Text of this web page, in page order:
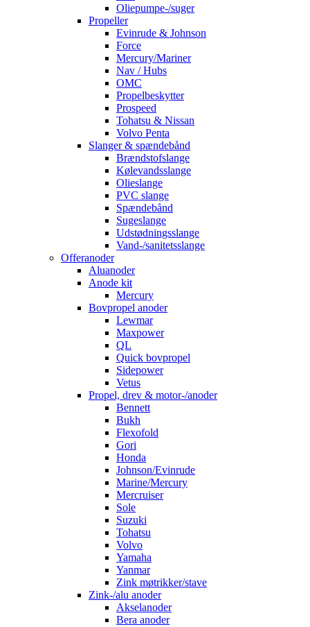
Oliepumpe-/suger
Propeller
Evinrude & Johnson
Force
Mercury/Mariner
Nav / Hubs
OMC
Propelbeskytter
Prospeed
Tohatsu & Nissan
Volvo Penta
Slanger & spændebånd
Brændstofslange
Kølevandsslange
Olieslange
PVC slange
Spændebånd
Sugeslange
Udstødningsslange
Vand-/sanitetsslange
Offeranoder
Aluanoder
Anode kit
Mercury
Bovpropel anoder
Lewmar
Maxpower
QL
Quick bovpropel
Sidepower
Vetus
Propel, drev & motor-/anoder
Bennett
Bukh
Flexofold
Gori
Honda
Johnson/Evinrude
Marine/Mercury
Mercruiser
Sole
Suzuki
Tohatsu
Volvo
Yamaha
Yanmar
Zink møtrikker/stave
Zink-/alu anoder
Akselanoder
Bera anoder